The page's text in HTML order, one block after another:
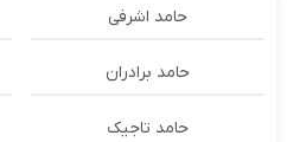
حامد اشرفی
حامد برادران
حامد تاجیک